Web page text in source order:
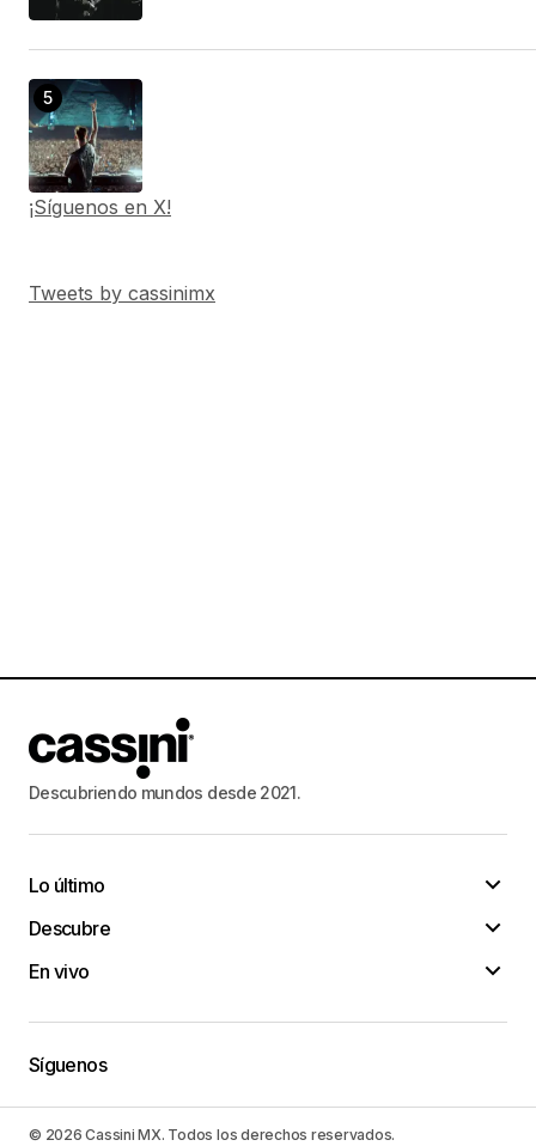
¡Síguenos en X!
Tweets by cassinimx
Descubriendo mundos desde 2021.
Lo último
Descubre
En vivo
Síguenos
© 2026 Cassini MX. Todos los derechos reservados.